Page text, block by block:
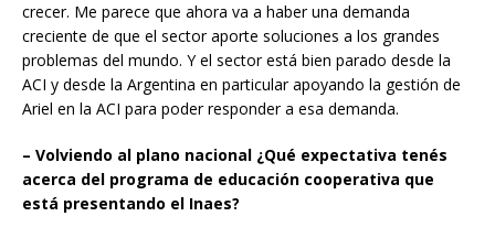
crecer. Me parece que ahora va a haber una demanda
creciente de que el sector aporte soluciones a los grandes
problemas del mundo. Y el sector está bien parado desde la
ACI y desde la Argentina en particular apoyando la gestión de
Ariel en la ACI para poder responder a esa demanda.
– Volviendo al plano nacional ¿Qué expectativa tenés
acerca del programa de educación cooperativa que
está presentando el Inaes?